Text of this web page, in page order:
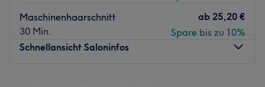
Maschinenhaarschnitt
30 Min.
ab 25,20 €
Spare bis zu 10%
Schnellansicht Saloninfos